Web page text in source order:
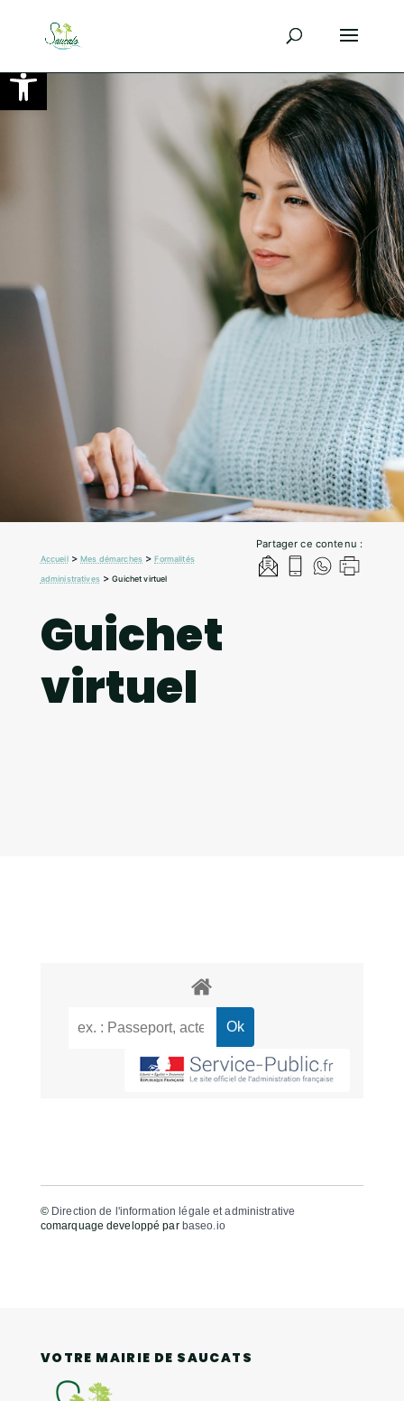
Ouvrir la barre d’outils
Partager ce contenu :
Accueil>Mes démarches >Formalités
administratives>Guichet virtuel
Guichet
virtuel
© Direction de l'information légale et administrative
comarquage developpé par baseo.io
VOTRE MAIRIE DE SAUCATS